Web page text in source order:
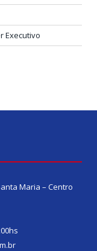
Executivo
Maria – Centro